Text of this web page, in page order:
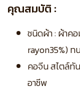
คุณสมบัติ :
ชนิดผ้า : ผ้าค
rayon35%) ท
คอจีน สไตล์ทั
อาชีพ